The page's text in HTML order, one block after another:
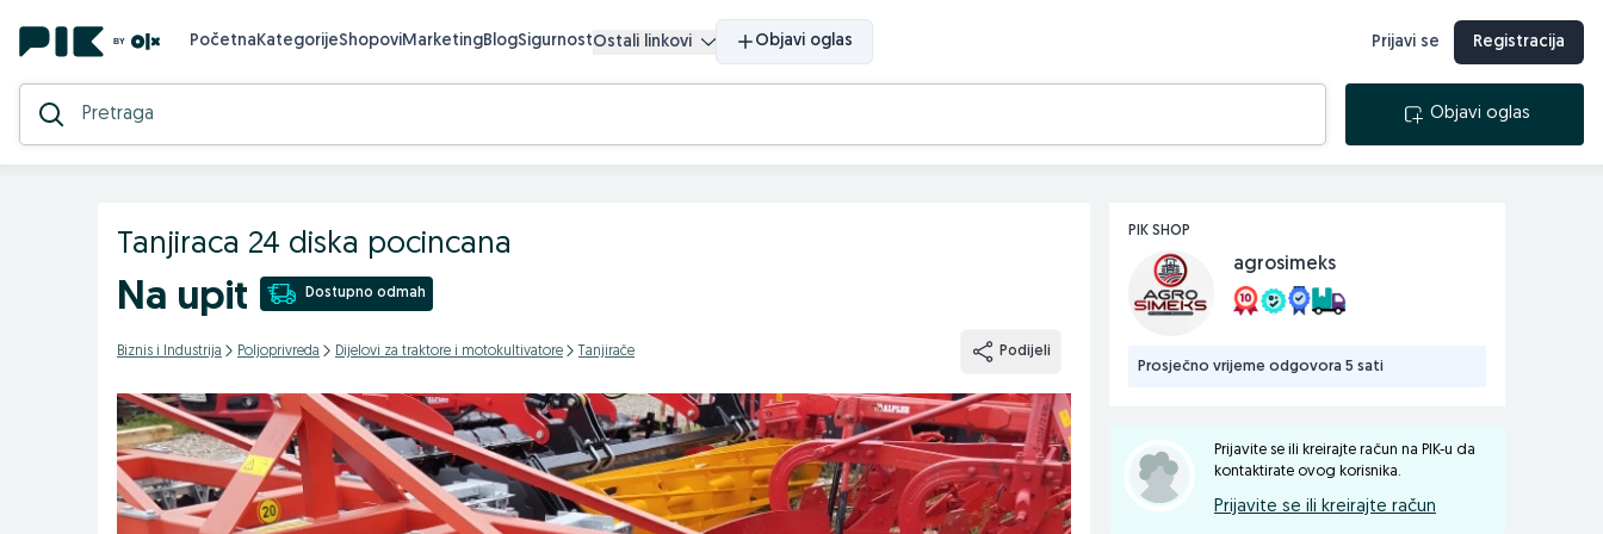
PočetnaKategorijeShopoviMarketingBlogSigurnostOstali linkovi Objavi oglas Prijavi se Registracija
Objavi oglas
Tanjiraca 24 diska pocincana
Na upit Dostupno odmah
Biznis i Industrija Poljoprivreda Dijelovi za traktore i motokultivatore Tanjirače Podijeli
PIK SHOP
agrosimeks
Prosječno vrijeme odgovora 5 sati
Prijavite se ili kreirajte račun na PIK-u da
kontaktirate ovog korisnika.
Prijavite se ili kreirajte račun